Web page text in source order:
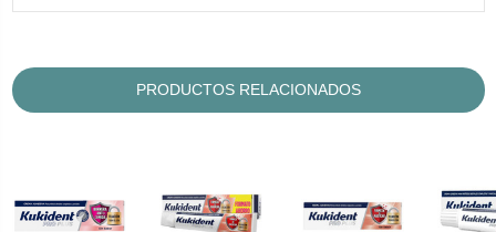
PRODUCTOS RELACIONADOS